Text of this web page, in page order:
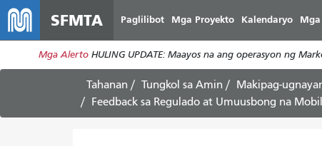
SFMTA Paglilibot Mga Proyekto Kalendaryo
Mga Alerto HULING UPDATE: Maayos na ang operasyon ng
Tahanan Tungkol sa Amin
Makipag-
Feedback sa Regulado at Umuusbong na